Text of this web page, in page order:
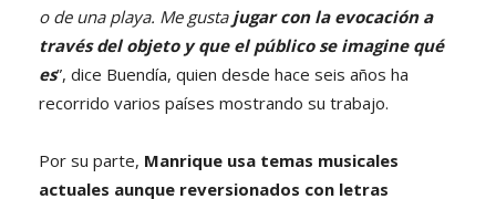
o de una playa. Me gusta jugar con la evocación a
través del objeto y que el público se imagine qué
es”, dice Buendía, quien desde hace seis años ha
recorrido varios países mostrando su trabajo.
Por su parte, Manrique usa temas musicales
actuales aunque reversionados con letras